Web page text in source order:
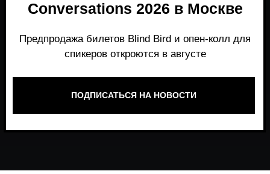
Место, где можно получить честный,
работает и формирует рынок генеративного